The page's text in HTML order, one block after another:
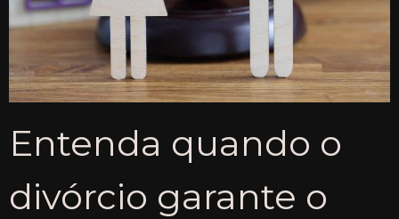
Entenda quando o
divórcio garante o